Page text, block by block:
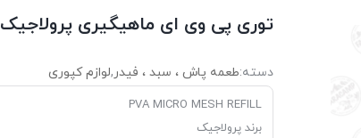
توری پی وی ای ماهیگیری پرولاجیک ۱۰ متری PROLOGIC HEX MESH REFILL
دسته:طعمه پاش ، سبد ، فیدر,لوازم کپوری
PVA MICRO MESH REFILL
برند پرولاجیک